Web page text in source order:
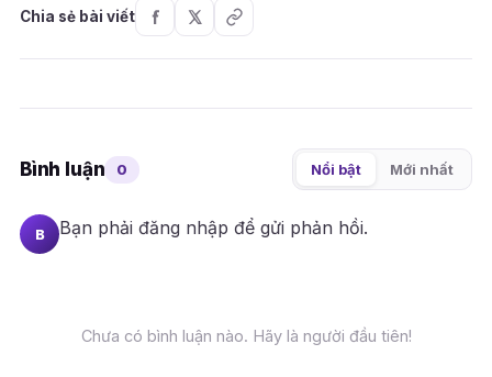
Chia sẻ bài viết
Bình luận 0 Nổi bật Mới nhất
B Bạn phải đăng nhập để gửi phản hồi.
Chưa có bình luận nào. Hãy là người đầu tiên!